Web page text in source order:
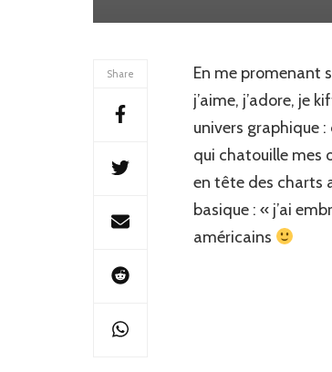
Share En me promenant
j’aime, j’adore, je
univers graphique
qui chatouille mes
en tête des charts
basique : « j’ai
américains